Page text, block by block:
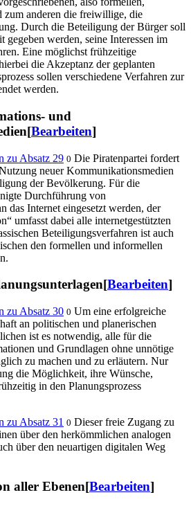
zum anderen die freiwillige, die
Durch die Beteiligung der Bürger soll
gegeben werden, seine Interessen im
Eine möglichst frühzeitige
die Akzeptanz der geplanten
sollen verschiedene Verfahren zur
werden.
und
Bearbeiten]
zu Absatz 29 0 Die Piratenpartei fordert
neuer Kommunikationsmedien
der Bevölkerung. Für die
Durchführung von
das Internet eingesetzt werden, der
umfasst dabei alle internetgestützten
Beteiligungsverfahren ist auch
den formellen und informellen
Bearbeiten]
zu Absatz 30 0 Um eine erfolgreiche
an politischen und planerischen
ist es notwendig, alle für die
und Grundlagen ohne unnötige
zu machen und zu erläutern. Nur
die Möglichkeit, ihre Wünsche,
in den Planungsprozess
zu Absatz 31 0 Dieser freie Zugang zu
über den herkömmlichen analogen
über den neuartigen digitalen Weg
aller Ebenen[Bearbeiten]